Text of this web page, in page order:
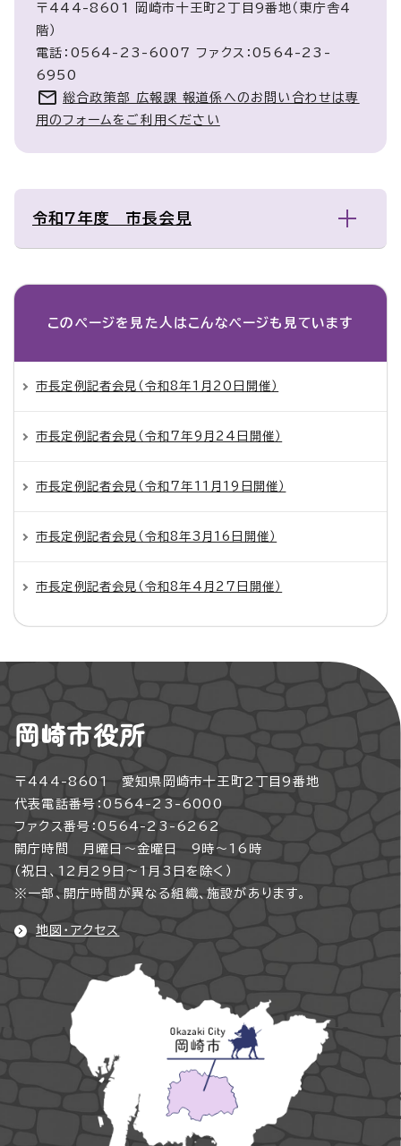
〒444-8601 岡崎市十王町2丁目9番地（東庁舎4
階）
電話：0564-23-6007 ファクス：0564-23-
6950
総合政策部 広報課 報道係へのお問い合わせは専
用のフォームをご利用ください
令和7年度 市長会見
このページを見た人は こんなページも見ています
市長定例記者会見（令和8年1月20日開催）
市長定例記者会見（令和7年9月24日開催）
市長定例記者会見（令和7年11月19日開催）
市長定例記者会見（令和8年3月16日開催）
市長定例記者会見（令和8年4月27日開催）
岡崎市役所
〒444-8601 愛知県岡崎市十王町2丁目9番地
代表電話番号：0564-23-6000
ファクス番号：0564-23-6262
開庁時間 月曜日～金曜日 9時～16時
（祝日、12月29日～1月3日を除く）
※一部、開庁時間が異なる組織、施設があります。
地図・アクセス